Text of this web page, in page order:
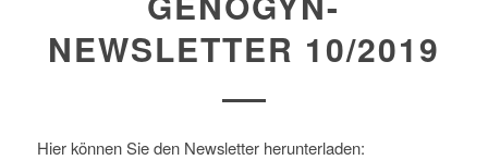
NEWSLETTER 10/2019
Hier können Sie den Newsletter herunterladen: